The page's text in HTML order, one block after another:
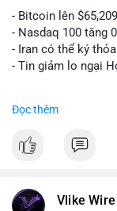
- Bitcoin lên
- Nasdaq 100 tăng
- Iran có thể ký
- Tin giảm lo ngại
📰 Nguồn: CoinDesk
Đọc thêm
Vlike Wire